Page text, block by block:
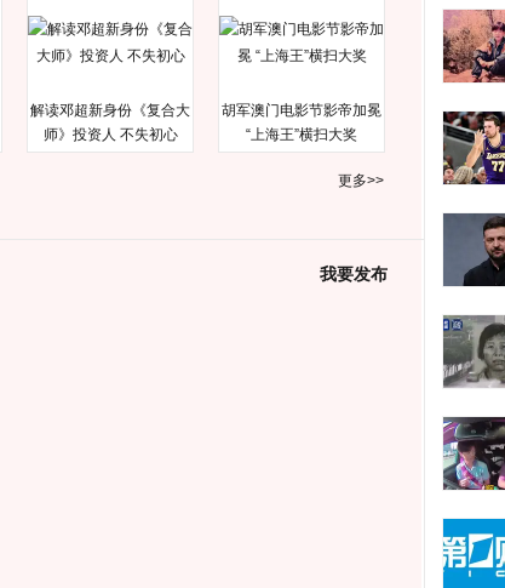
解读邓超新身份《复合大
师》投资人 不失初心
胡军澳门电影节影帝加冕
“上海王”横扫大奖
更多>>
我要发布